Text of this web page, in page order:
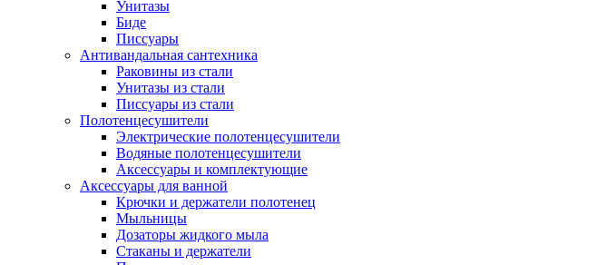
Унитазы
Биде
Писсуары
Антивандальная сантехника
Раковины из стали
Унитазы из стали
Писсуары из стали
Полотенцесушители
Электрические полотенцесушители
Водяные полотенцесушители
Аксессуары и комплектующие
Аксессуары для ванной
Крючки и держатели полотенец
Мыльницы
Дозаторы жидкого мыла
Стаканы и держатели